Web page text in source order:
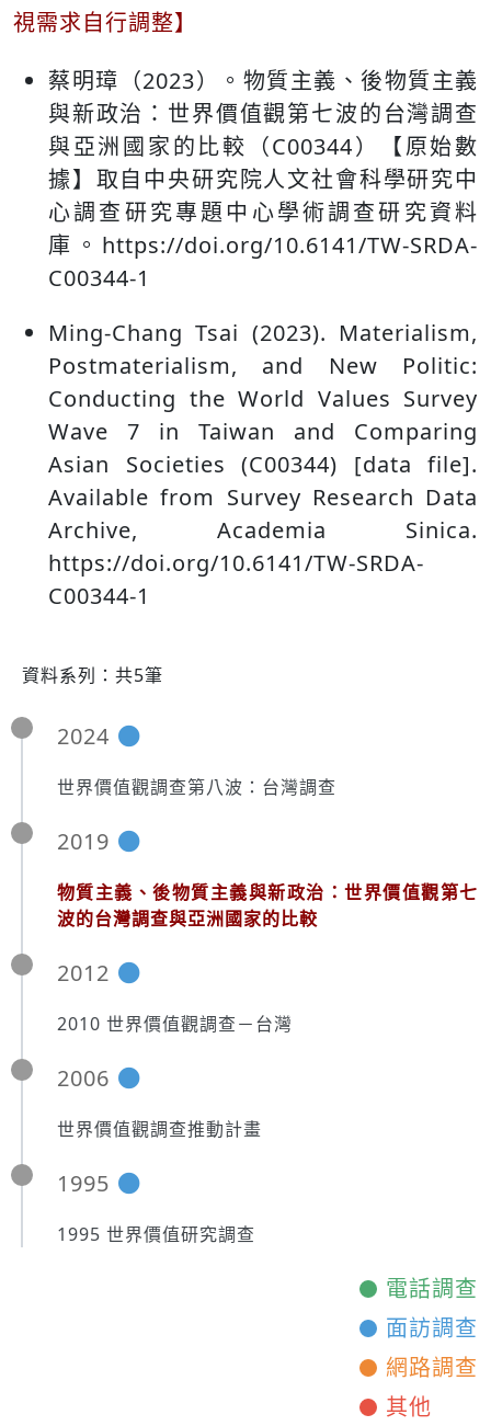
視需求自行調整】
蔡明璋（2023）。物質主義、後物質主義
與新政治：世界價值觀第七波的台灣調查
與亞洲國家的比較（C00344）【原始數
據】取自中央研究院人文社會科學研究中
心調查研究專題中心學術調查研究資料
庫。https://doi.org/10.6141/TW-SRDA-
C00344-1
Ming-Chang Tsai (2023). Materialism,
Postmaterialism, and New Politic:
Conducting the World Values Survey
Wave 7 in Taiwan and Comparing
Asian Societies (C00344) [data file].
Available from Survey Research Data
Archive, Academia Sinica.
https://doi.org/10.6141/TW-SRDA-
C00344-1
資料系列：共5筆
2024
世界價值觀調查第八波：台灣調查
2019
物質主義、後物質主義與新政治：世界價值觀第七
波的台灣調查與亞洲國家的比較
2012
2010 世界價值觀調查－台灣
2006
世界價值觀調查推動計畫
1995
1995 世界價值研究調查
電話調查
面訪調查
網路調查
其他